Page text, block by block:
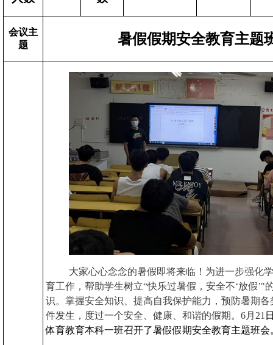
会议主
题
暑假假期安全教育主题
大家心心念念的暑假即将来临！为进一步强化
育工作，帮助学生树立“快乐过暑假，安全不‘放假’"
识。掌握安全知识、提高自我保护能力，预防暑期各
件发生，度过一个安全、健康、和谐的假期。6月21
体育教育本科一班召开了暑假假期安全教育主题班会